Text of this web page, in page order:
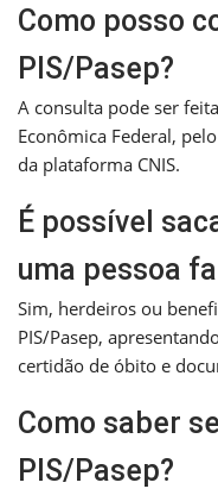
Como posso
PIS/Pasep?
A consulta pode ser
Econômica Federal,
da plataforma CNIS.
É possível
uma pessoa
Sim, herdeiros ou
PIS/Pasep,
certidão de óbito e
Como saber
PIS/Pasep?